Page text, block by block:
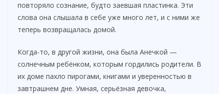
повторяло сознание, будто заевшая пластинка. Эти
слова она слышала в себе уже много лет, и с ними же
теперь возвращалась домой.
Когда-то, в другой жизни, она была Анечкой —
солнечным ребёнком, которым гордились родители. В
их доме пахло пирогами, книгами и уверенностью в
завтрашнем дне. Умная, серьёзная девочка,